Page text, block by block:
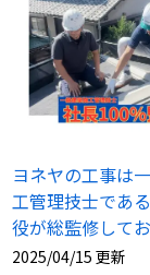
ヨネヤの工事は
工管理技士であ
役が総監修して
2025/04/15 更新